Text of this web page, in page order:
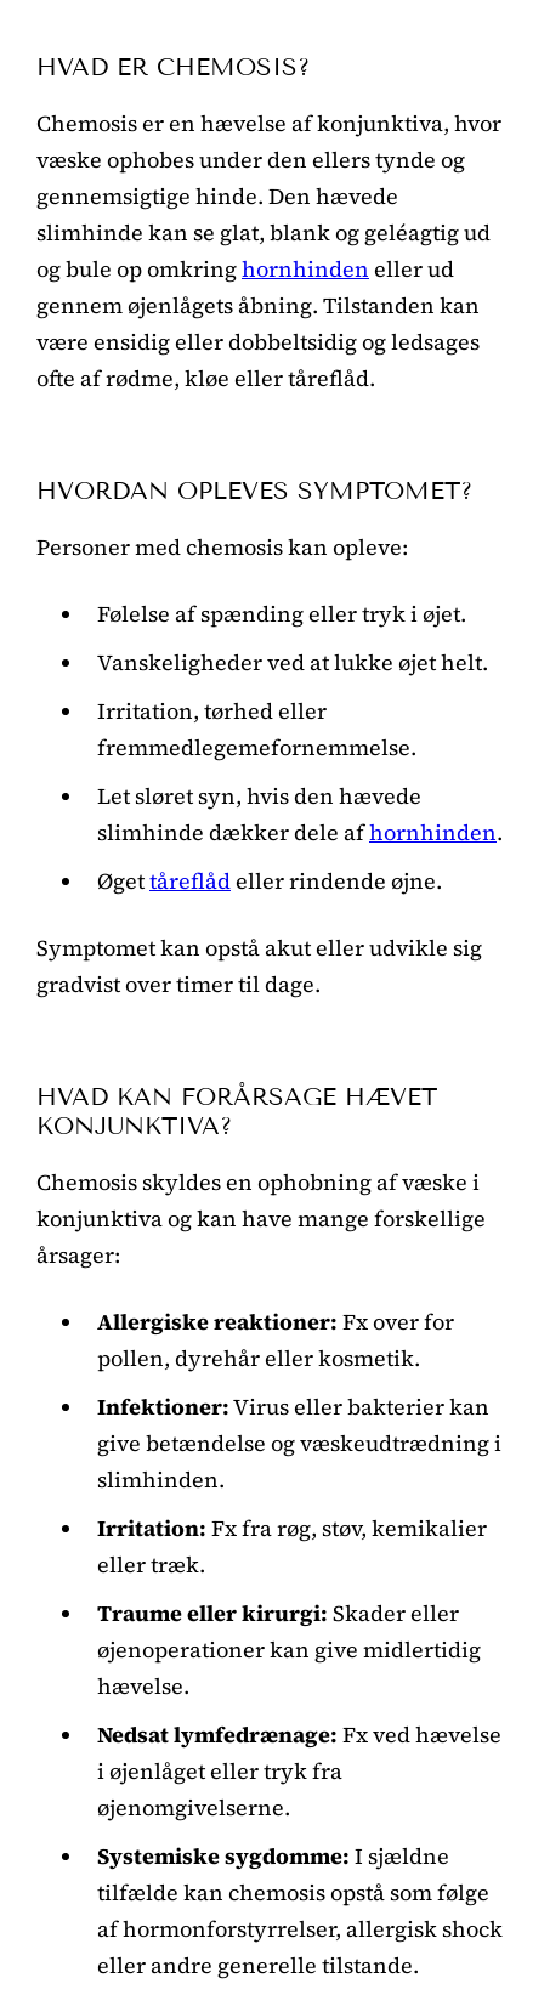
HVAD ER CHEMOSIS?
Chemosis er en hævelse af konjunktiva, hvor
væske ophobes under den ellers tynde og
gennemsigtige hinde. Den hævede
slimhinde kan se glat, blank og geléagtig ud
og bule op omkringhornhinden eller ud
gennem øjenlågets åbning. Tilstanden kan
være ensidig eller dobbeltsidig og ledsages
ofte af rødme, kløe eller tåreflåd.
HVORDAN OPLEVES SYMPTOMET?
Personer med chemosis kan opleve:
Følelse af spænding eller tryk i øjet.
Vanskeligheder ved at lukke øjet helt.
Irritation, tørhed eller
fremmedlegemefornemmelse.
Let sløret syn, hvis den hævede
slimhinde dækker dele afhornhinden.
Øgettåreflådeller rindende øjne.
Symptomet kan opstå akut eller udvikle sig
gradvist over timer til dage.
HVAD KAN FORÅRSAGE HÆVET
KONJUNKTIVA?
Chemosis skyldes en ophobning af væske i
konjunktiva og kan have mange forskellige
årsager:
Allergiske reaktioner: Fx over for
pollen, dyrehår eller kosmetik.
Infektioner:Virus eller bakterier kan
give betændelse og væskeudtrædning i
slimhinden.
Irritation: Fx fra røg, støv, kemikalier
eller træk.
Traume eller kirurgi: Skader eller
øjenoperationer kan give midlertidig
hævelse.
Nedsat lymfedrænage: Fx ved hævelse
i øjenlåget eller tryk fra
øjenomgivelserne.
Systemiske sygdomme: I sjældne
tilfælde kan chemosis opstå som følge
af hormonforstyrrelser, allergisk shock
eller andre generelle tilstande.